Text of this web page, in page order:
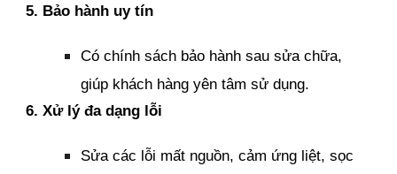
5. Bảo hành uy tín
Có chính sách bảo hành sau sửa chữa,
giúp khách hàng yên tâm sử dụng.
6. Xử lý đa dạng lỗi
Sửa các lỗi mất nguồn, cảm ứng liệt, sọc